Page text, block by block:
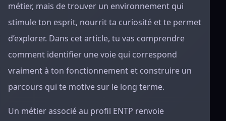
métier, mais de trouver un environnement qui
stimule ton esprit, nourrit ta curiosité et te permet
d’explorer. Dans cet article, tu vas comprendre
comment identifier une voie qui correspond
vraiment à ton fonctionnement et construire un
parcours qui te motive sur le long terme.
Un métier associé au profil ENTP renvoie